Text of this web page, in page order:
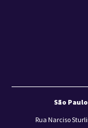
São Paulo
Rua Narciso